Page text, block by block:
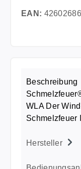
EAN:
Beschreibung
WLA Der
Hersteller